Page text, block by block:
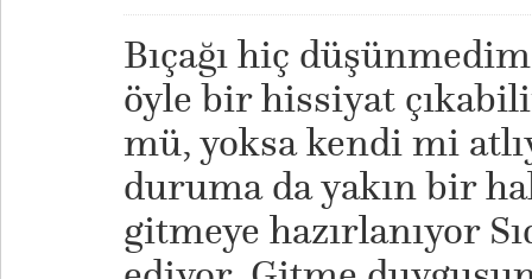
Bıçağı hiç
öyle bir hissiyat
mü, yoksa kendi mi
duruma da yakın bir
gitmeye hazırlanıyor